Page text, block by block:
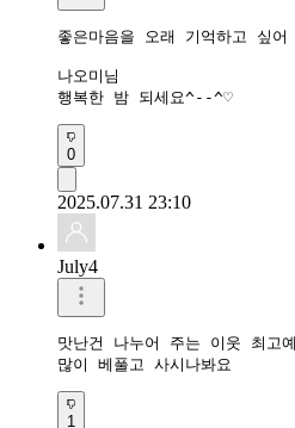
좋은마음을 오래 기억하고 싶
나오미님
행복한 밤 되세요^--^♡
0
2025.07.31 23:10
July4
맛난건 나누어 주는 이웃 최고
많이 베풀고 사시나봐요
1